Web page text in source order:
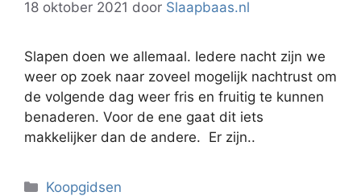
18 oktober 2021 door Slaapbaas.nl
Slapen doen we allemaal. Iedere nacht zijn we
weer op zoek naar zoveel mogelijk nachtrust om
de volgende dag weer fris en fruitig te kunnen
benaderen. Voor de ene gaat dit iets
makkelijker dan de andere. Er zijn..
Categorieën
Koopgidsen